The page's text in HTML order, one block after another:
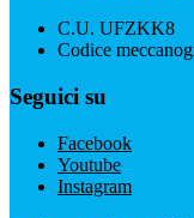
C.U. UFZKK8
Codice
Seguici su
Facebook
Youtube
Instagram